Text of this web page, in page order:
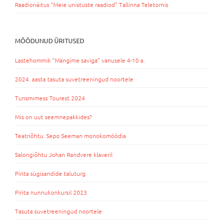
Raadionäitus “Meie unistuste raadiod” Tallinna Teletornis
MÖÖDUNUD ÜRITUSED
Lastehommik “Mängime saviga” vanusele 4-10 a.
2024. aasta tasuta suvetreeningud noortele
Turismimess Tourest 2024
Mis on uut seemnepakkides?
Teatriõhtu. Sepo Seeman monokomöödia
Salongiõhtu Johan Randvere klaveril
Pirita sügisandide taluturg
Pirita nunnukonkursil 2023
Tasuta suvetreeningud noortele